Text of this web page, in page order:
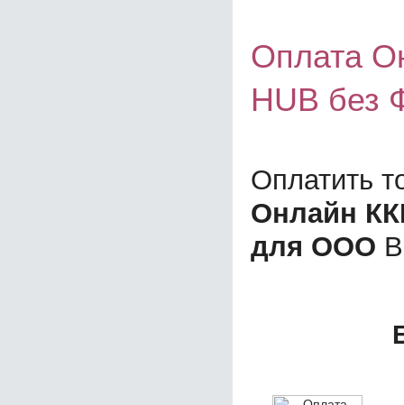
Оплата
HUB
Оплатить
Онлайн
для ООО